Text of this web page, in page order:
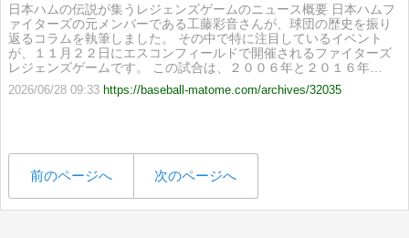
日本ハムの伝説が集うレジェンズゲームのニュース概要 日本ハムフ
ァイターズの元メンバーである工藤彩音さんが、球団の歴史を振り
返るコラムを執筆しました。 その中で特に注目しているイベント
が、１１月２２日にエスコンフィールドで開催されるファイターズ
レジェンズゲームです。 この試合は、２００６年と２０１６年…
2026/06/28 09:33 https://baseball-matome.com/archives/32035
前のページへ 次のページへ